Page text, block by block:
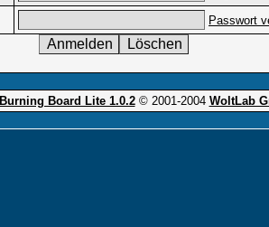
Passwort
Burning Board Lite 1.0.2© 2001-2004 WoltLab